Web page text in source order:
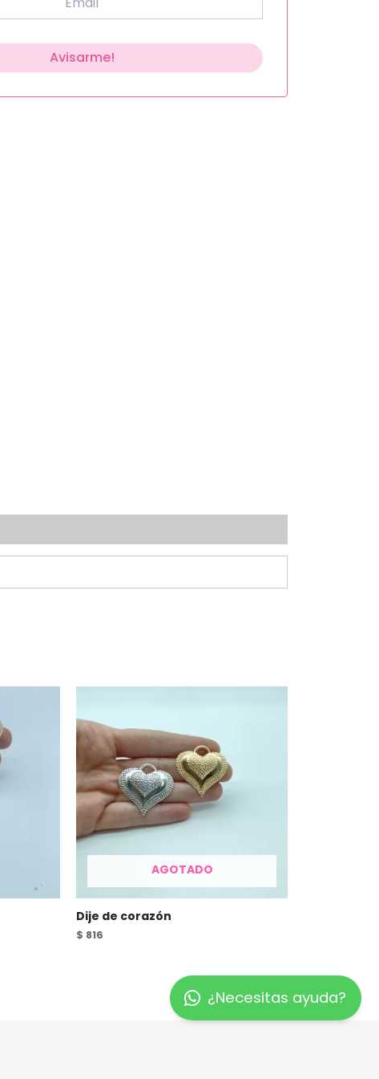
AGOTADO
Dije de corazón
$ 816
¿Necesitas ayuda?